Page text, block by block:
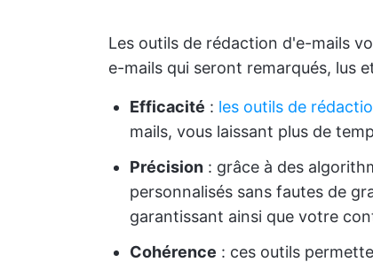
Les outils de rédaction d'e-mails
e-mails qui seront remarqués, lus
Efficacité : les outils de
mails, vous laissant plus de
Précision : grâce à des
personnalisés sans fautes de
garantissant ainsi que votre
Cohérence : ces outils